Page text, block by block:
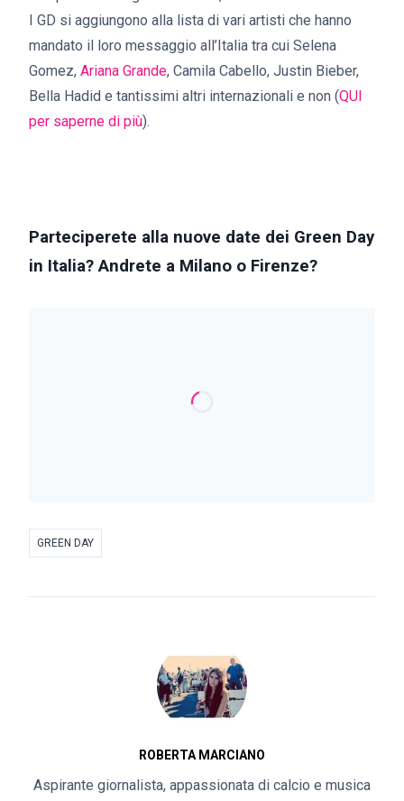
I GD si aggiungono alla lista di vari artisti che hanno
mandato il loro messaggio all’Italia tra cui Selena
Gomez, Ariana Grande, Camila Cabello, Justin Bieber,
Bella Hadid e tantissimi altri internazionali e non (QUI
per saperne di più).
Parteciperete alla nuove date dei Green Day
in Italia? Andrete a Milano o Firenze?
GREEN DAY
ROBERTA MARCIANO
Aspirante giornalista, appassionata di calcio e musica